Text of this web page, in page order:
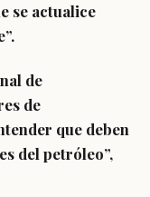
se actualice
de
de
que deben
del petróleo”,